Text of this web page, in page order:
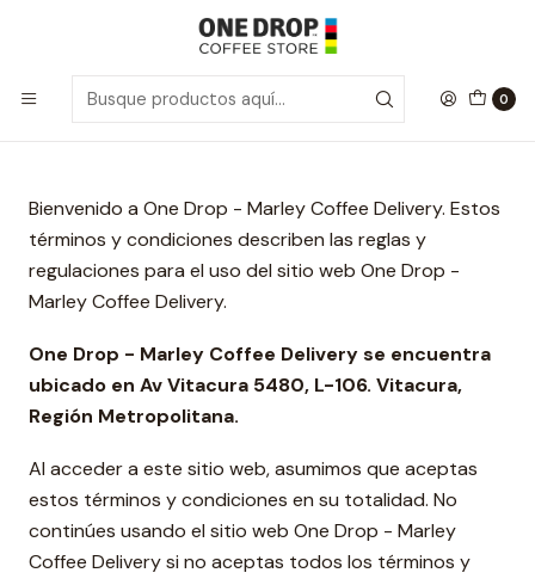
0
Términos y Condiciones
Términos y Condiciones
Bienvenido a One Drop - Marley Coffee Delivery. Estos
términos y condiciones describen las reglas y
regulaciones para el uso del sitio web One Drop -
Marley Coffee Delivery.
One Drop - Marley Coffee Delivery se encuentra
ubicado en Av Vitacura 5480, L-106. Vitacura,
Región Metropolitana.
Al acceder a este sitio web, asumimos que aceptas
estos términos y condiciones en su totalidad. No
continúes usando el sitio web One Drop - Marley
Coffee Delivery si no aceptas todos los términos y